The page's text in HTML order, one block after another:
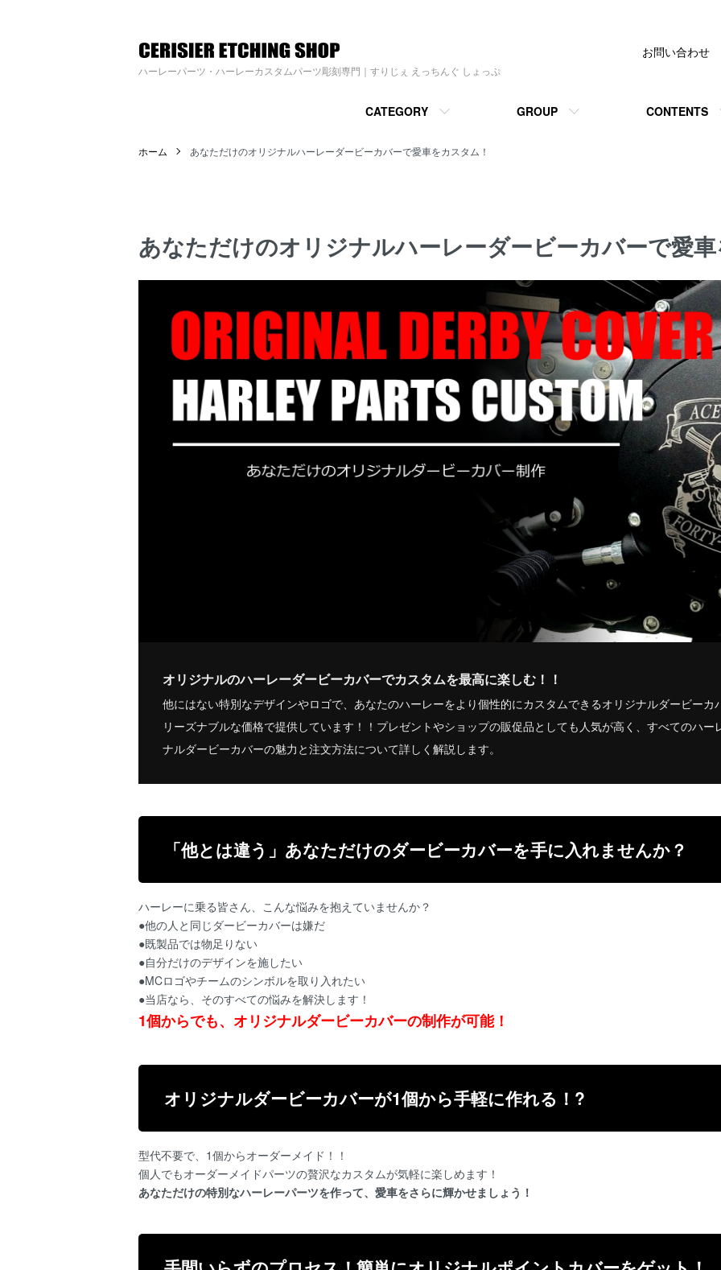
ハーレーパーツ・ハーレーカスタムパーツ彫刻専門｜すりじぇ えっちんぐ しょっぷ
CATEGORY GROUP CONTENTS
お問い合わせ
ホーム あなただけのオリジナルハーレーダービーカバーで愛車をカスタム！
あなただけのオリジナルハーレーダービーカバーで愛
オリジナルのハーレーダービーカバーでカスタムを最高に楽しむ！！
他にはない特別なデザインやロゴで、あなたのハーレーをより個性的にカスタムできるオリジナルダービー
リーズナブルな価格で提供しています！！プレゼントやショップの販促品としても人気が高く、すべてのハ
ナルダービーカバーの魅力と注文方法について詳しく解説します。
「他とは違う」あなただけのダービーカバーを手に入れませんか？
ハーレーに乗る皆さん、こんな悩みを抱えていませんか？
●他の人と同じダービーカバーは嫌だ
●既製品では物足りない
●自分だけのデザインを施したい
●MCロゴやチームのシンボルを取り入れたい
●当店なら、そのすべての悩みを解決します！
1個からでも、オリジナルダービーカバーの制作が可能！
オリジナルダービーカバーが1個から手軽に作れる！?
型代不要で、1個からオーダーメイド！！
個人でもオーダーメイドパーツの贅沢なカスタムが気軽に楽しめます！
あなただけの特別なハーレーパーツを作って、愛車をさらに輝かせましょう！